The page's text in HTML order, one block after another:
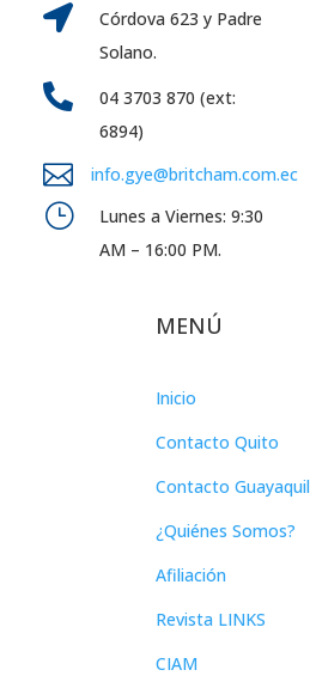

Córdova 623 y Padre
Solano.

04 3703 870 (ext:
6894)
 info.gye@britcham.com.ec
}
Lunes a Viernes: 9:30
AM – 16:00 PM.
MENÚ
Inicio
Contacto Quito
Contacto Guayaquil
¿Quiénes Somos?
Afiliación
Revista LINKS
CIAM